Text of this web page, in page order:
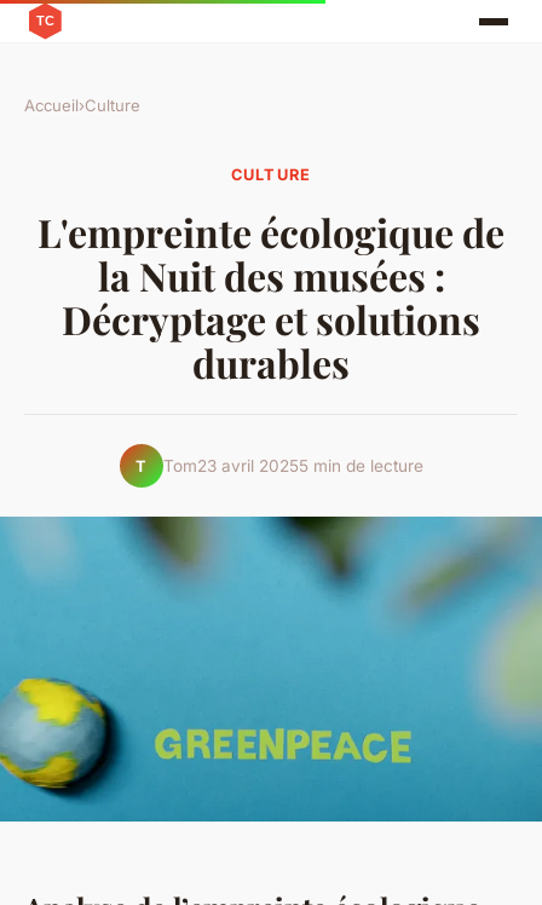
Accueil›Culture
CULTURE
L'empreinte écologique de
la Nuit des musées :
Décryptage et solutions
durables
T Tom23 avril 20255 min de lecture